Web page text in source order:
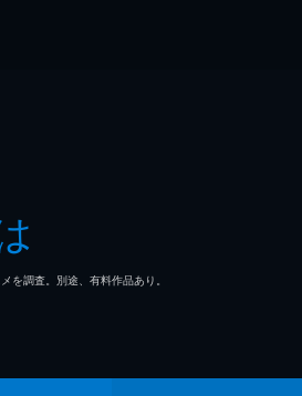
調査。別途、有料作品あり。